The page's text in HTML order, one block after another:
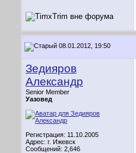
08.01.2012, 19:50
Зедияров
Александр
Senior Member
Уазовед
Регистрация: 11.10.2005
Адрес: г. Ижевск
Сообщений: 2,646